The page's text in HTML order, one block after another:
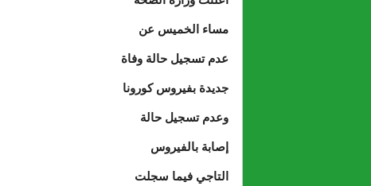
مساء الخميس عن
عدم تسجيل حالة وفاة
جديدة بفيروس كورونا
وعدم تسجيل حالة
إصابة بالفيروس
التاجي فيما سجلت